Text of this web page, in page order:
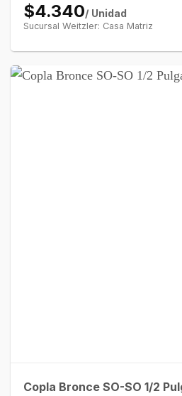
$4.340/ Unidad
Sucursal Weitzler: Casa Matriz
Copla Bronce SO-SO 1/2